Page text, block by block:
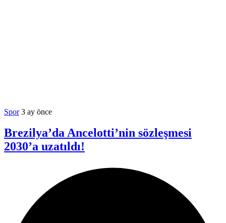
Spor 3 ay önce
Brezilya’da Ancelotti’nin sözleşmesi
2030’a uzatıldı!